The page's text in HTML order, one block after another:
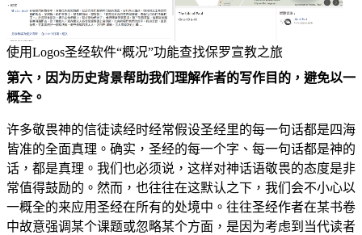
使用Logos圣经软件“概况”功能查找保罗宣教之旅
第六，因为历史背景帮助我们理解作者的写作目的，避免以一
概全。
许多敬畏神的信徒读经时经常假设圣经里的每一句话都是四海
皆准的全面真理。确实，圣经的每一个字、每一句话都是神的
话，都是真理。我们也必须说，这样对神话语敬畏的态度是非
常值得鼓励的。然而，也往往在这默认之下，我们会不小心以
一概全的来应用圣经在所有的处境中。往往圣经作者在某书卷
中故意强调某个课题或忽略某个方面，是因为考虑到当代读者